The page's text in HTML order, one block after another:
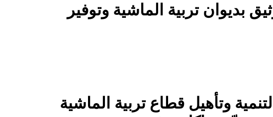
بديوان تربية الماشية وتوفير
وتأهيل قطاع تربية الماشية